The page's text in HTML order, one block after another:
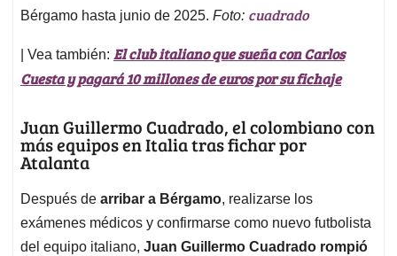
Bérgamo hasta junio de 2025. Foto: cuadrado
| Vea también: El club italiano que sueña con Carlos
Cuesta y pagará 10 millones de euros por su fichaje
Juan Guillermo Cuadrado, el colombiano con
más equipos en Italia tras fichar por
Atalanta
Después de arribar a Bérgamo, realizarse los
exámenes médicos y confirmarse como nuevo futbolista
del equipo italiano, Juan Guillermo Cuadrado rompió